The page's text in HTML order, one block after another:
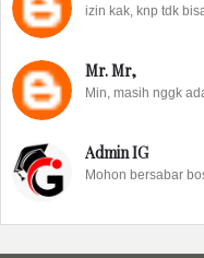
izin kak, knp tdk
Mr. Mr,
Min, masih nggk
Admin IG
Mohon bersabar